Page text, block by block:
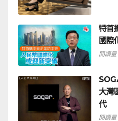
特首
國際
閱讀
大灣
代
閱讀